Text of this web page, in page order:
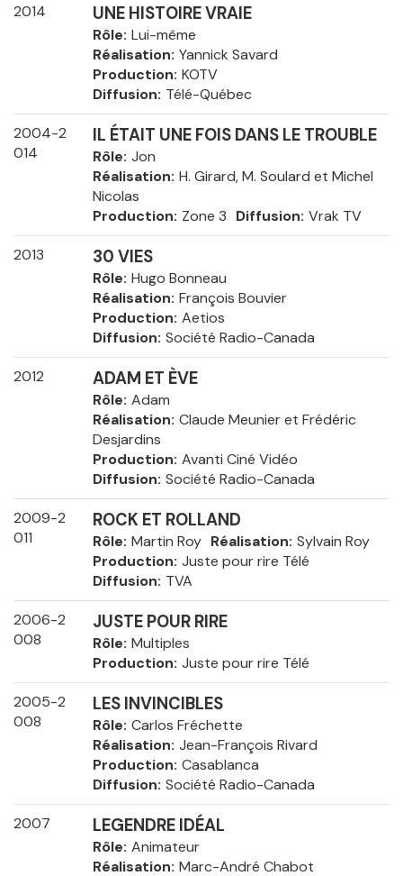
2014 UNE HISTOIRE VRAIE
Rôle Lui-même
Réalisation Yannick Savard
Production KOTV
Diffusion Télé-Québec
2004-2
014
IL ÉTAIT UNE FOIS DANS LE TROUBLE
Rôle Jon
Réalisation H. Girard, M. Soulard et Michel
Nicolas
Production Zone 3 Diffusion Vrak TV
2013 30 VIES
Rôle Hugo Bonneau
Réalisation François Bouvier
Production Aetios
Diffusion Société Radio-Canada
2012 ADAM ET ÈVE
Rôle Adam
Réalisation Claude Meunier et Frédéric
Desjardins
Production Avanti Ciné Vidéo
Diffusion Société Radio-Canada
2009-2
011
ROCK ET ROLLAND
Rôle Martin Roy Réalisation Sylvain Roy
Production Juste pour rire Télé
Diffusion TVA
2006-2
008
JUSTE POUR RIRE
Rôle Multiples
Production Juste pour rire Télé
2005-2
008
LES INVINCIBLES
Rôle Carlos Fréchette
Réalisation Jean-François Rivard
Production Casablanca
Diffusion Société Radio-Canada
2007 LEGENDRE IDÉAL
Rôle Animateur
Réalisation Marc-André Chabot